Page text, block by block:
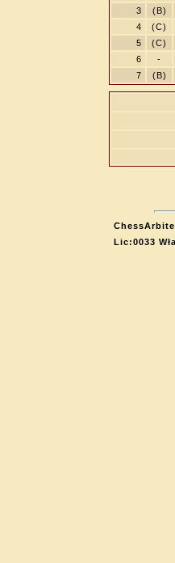
3
(B)
4
(C)
5
(C)
6
-
7
(B)
Lic:0033